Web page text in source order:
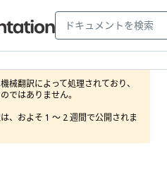
械翻訳によって処理されており、
ではありません。
、およそ 1 ～ 2 週間で公開されま